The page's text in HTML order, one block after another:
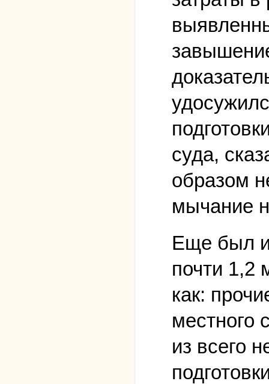
суда,
образом
мычание
Еще был
почти 1,2
как:
местного
из всего